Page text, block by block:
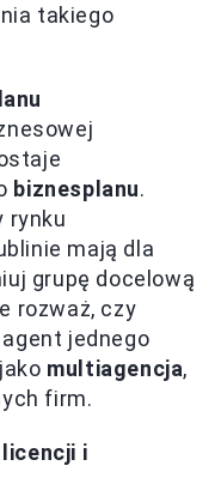
takiego
biznesplanu.
rynku
mają dla
grupę docelową
rozważ, czy
jednego
multiagencja,
firm.
i